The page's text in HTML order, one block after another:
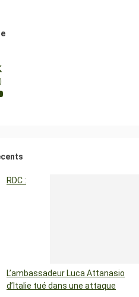
RDC :
L’ambassadeur Luca Attanasio
d’Italie tué dans une attaque